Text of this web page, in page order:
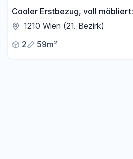
Cooler Erstbezug, voll
in U1 Nähe
1210 Wien (21. Bezirk)
2
59m²